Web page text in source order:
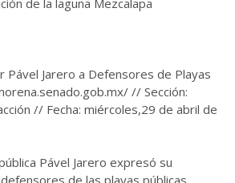
Pável Jarero a Defensores de Playas
// Sección:
// Fecha: miércoles,29 de abril de
Pável Jarero expresó su
de las playas públicas,